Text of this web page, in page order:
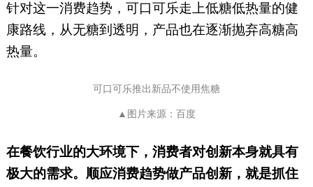
针对这一消费趋势，可口可乐走上低糖低热量的健
康路线，从无糖到透明，产品也在逐渐抛弃高糖高
热量。
可口可乐推出新品不使用焦糖
▲图片来源：百度
在餐饮行业的大环境下，消费者对创新本身就具有
极大的需求。顺应消费趋势做产品创新，就是抓住